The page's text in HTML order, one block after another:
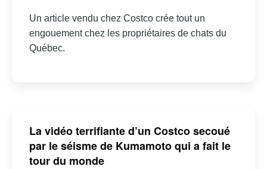
Un article vendu chez Costco crée tout un
engouement chez les propriétaires de chats du
Québec.
La vidéo terrifiante d’un Costco secoué
par le séisme de Kumamoto qui a fait le
tour du monde